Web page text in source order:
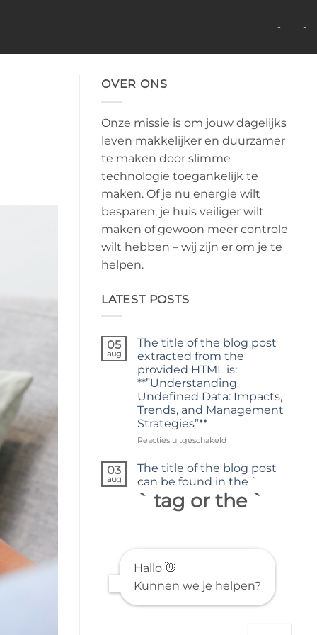
- -
OVER ONS
Onze missie is om jouw dagelijks
leven makkelijker en duurzamer
te maken door slimme
technologie toegankelijk te
maken. Of je nu energie wilt
besparen, je huis veiliger wilt
maken of gewoon meer controle
wilt hebben – wij zijn er om je te
helpen.
LATEST POSTS
05
aug
The title of the blog post
extracted from the
provided HTML is:
**”Understanding
Undefined Data: Impacts,
Trends, and Management
Strategies”**
Reacties uitgeschakeldvoor
title
of
the
blog
is:
**”Understanding
Undefined
03
aug
The title of the blog post
can be found in the `
` tag or the `
Hallo 👋
Kunnen we je helpen?